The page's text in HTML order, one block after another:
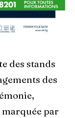
des stands
des
par